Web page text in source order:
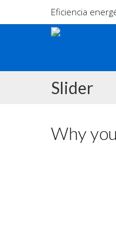
Eficiencia
Slider
Why